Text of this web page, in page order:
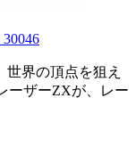
界の頂点を狙え
ーザーZXが、レー